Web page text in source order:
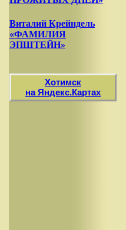
Виталий Крейндель
«ФАМИЛИЯ
ЭПШТЕЙН»
Хотимск
на Яндекс.Картах